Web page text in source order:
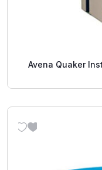
Avena Quaker